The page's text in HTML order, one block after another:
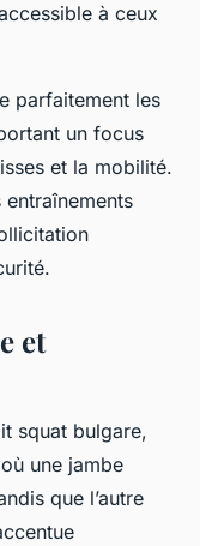
à ceux
parfaitement les
un focus
et la mobilité.
et
squat bulgare,
une jambe
que l’autre